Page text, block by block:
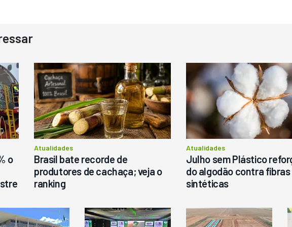
Novo
Distribuidor De Sólidos
Marispan Fertinox 4200
Citrus
Batatais
Pergunte ao vendedor
Usado
Pá Carregadeira Cat 966
1987
Londrina
R$ 145.000
Consultar
o
Atualidades
Brasil bate recorde de
produtores de cachaça; veja o
ranking
Atualidades
Julho sem Plástico
do algodão contra fibras
sintéticas